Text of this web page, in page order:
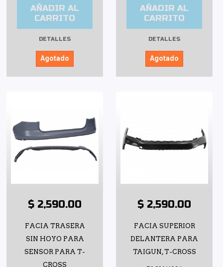
AÑADIR AL
CARRITO
DETALLES
Agotado
AÑADIR AL
CARRITO
DETALLES
Agotado
$ 2,590.00
FACIA TRASERA
SIN HOYO PARA
SENSOR PARA T-
CROSS
$ 2,590.00
FACIA SUPERIOR
DELANTERA PARA
TAIGUN, T-CROSS